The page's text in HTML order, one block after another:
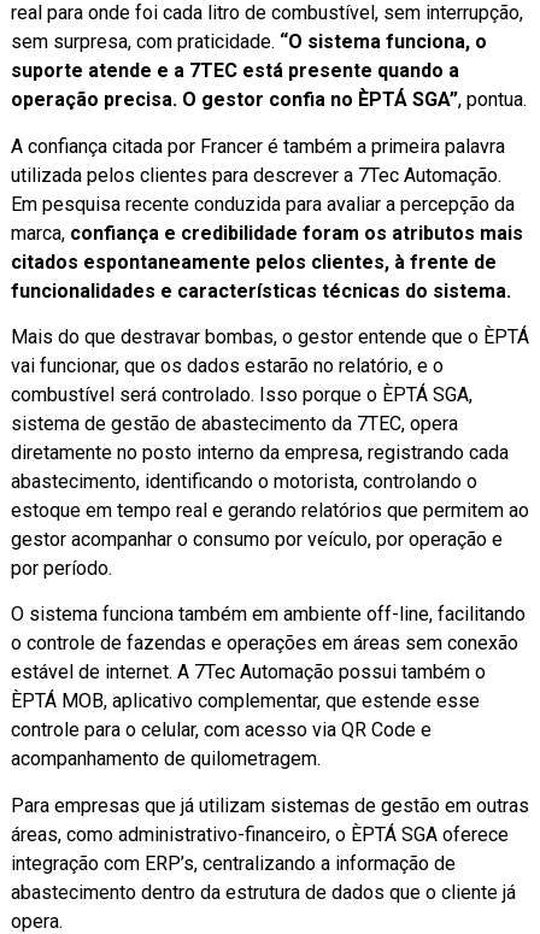
real para onde foi cada litro de combustível, sem interrupção,
sem surpresa, com praticidade. “O sistema funciona, o
suporte atende e a 7TEC está presente quando a
operação precisa. O gestor confia no ÈPTÁ SGA”, pontua.
A confiança citada por Francer é também a primeira palavra
utilizada pelos clientes para descrever a 7Tec Automação.
Em pesquisa recente conduzida para avaliar a percepção da
marca, confiança e credibilidade foram os atributos mais
citados espontaneamente pelos clientes, à frente de
funcionalidades e características técnicas do sistema.
Mais do que destravar bombas, o gestor entende que o ÈPTÁ
vai funcionar, que os dados estarão no relatório, e o
combustível será controlado. Isso porque o ÈPTÁ SGA,
sistema de gestão de abastecimento da 7TEC, opera
diretamente no posto interno da empresa, registrando cada
abastecimento, identificando o motorista, controlando o
estoque em tempo real e gerando relatórios que permitem ao
gestor acompanhar o consumo por veículo, por operação e
por período.
O sistema funciona também em ambiente off-line, facilitando
o controle de fazendas e operações em áreas sem conexão
estável de internet. A 7Tec Automação possui também o
ÈPTÁ MOB, aplicativo complementar, que estende esse
controle para o celular, com acesso via QR Code e
acompanhamento de quilometragem.
Para empresas que já utilizam sistemas de gestão em outras
áreas, como administrativo-financeiro, o ÈPTÁ SGA oferece
integração com ERP’s, centralizando a informação de
abastecimento dentro da estrutura de dados que o cliente já
opera.